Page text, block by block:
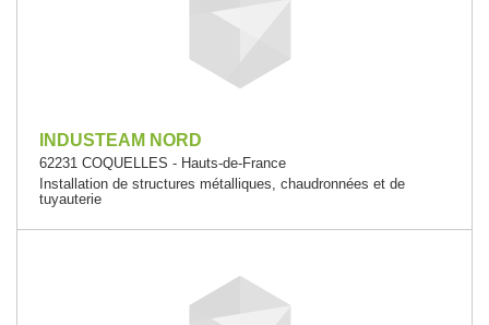
INDUSTEAM NORD
62231 COQUELLES - Hauts-de-France
Installation de structures métalliques, chaudronnées et de
tuyauterie